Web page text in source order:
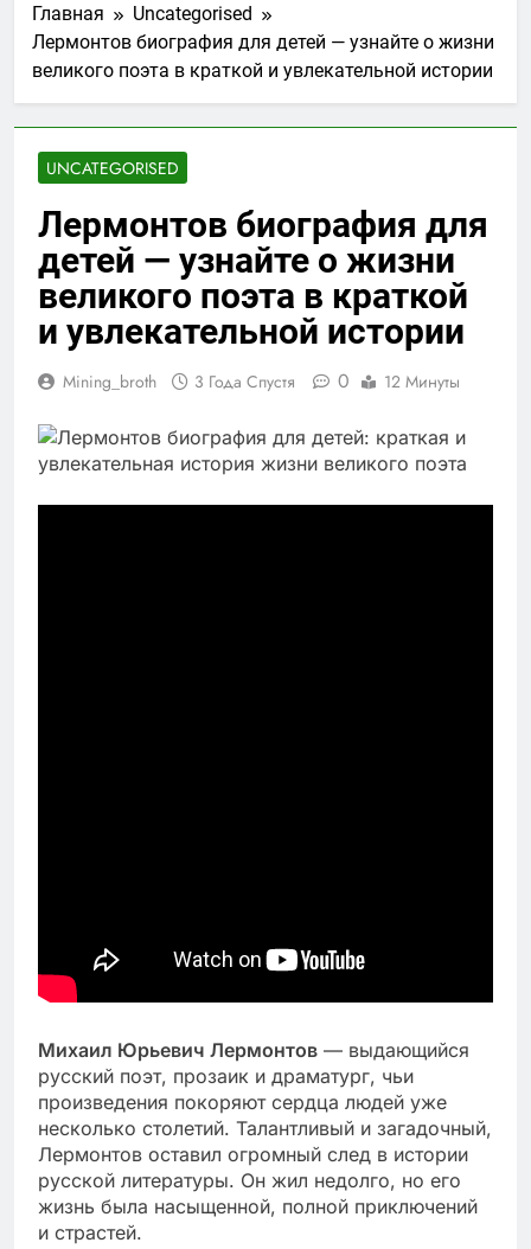
Главная
Uncategorised
Лермонтов биография для детей — узнайте о жизни
великого поэта в краткой и увлекательной истории
UNCATEGORISED
Лермонтов биография для
детей — узнайте о жизни
великого поэта в краткой
и увлекательной истории
Mining_broth 3 Года Спустя 0 12 Минуты
Михаил Юрьевич Лермонтов — выдающийся
русский поэт, прозаик и драматург, чьи
произведения покоряют сердца людей уже
несколько столетий. Талантливый и загадочный,
Лермонтов оставил огромный след в истории
русской литературы. Он жил недолго, но его
жизнь была насыщенной, полной приключений
и страстей.